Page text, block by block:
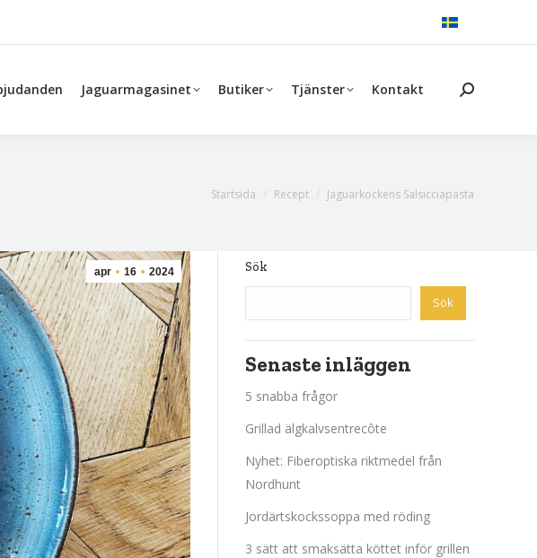
Jaguarmagasinet Butiker Tjänster Kontakt Search:
Du är här:
Startsida Recept Jaguarkockens Salsicciapasta
apr 16 2024 Sök
Sök
Senaste inläggen
5 snabba frågor
Grillad älgkalvsentrecôte
Nyhet: Fiberoptiska riktmedel från
Nordhunt
Jordärtskockssoppa med röding
3 sätt att smaksätta köttet inför grillen